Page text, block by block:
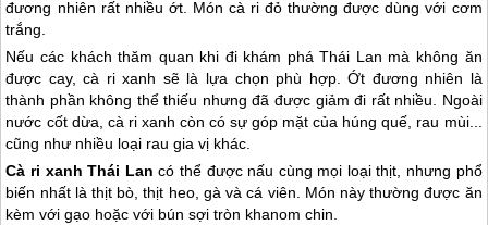
đương nhiên rất nhiều ớt. Món cà ri đỏ thường được dùng với cơm
trắng.
Nếu các khách thăm quan khi đi khám pháThái Lan mà không ăn
được cay, cà ri xanh sẽ là lựa chọn phù hợp. Ớt đương nhiên là
thành phần không thể thiếu nhưng đã được giảm đi rất nhiều. Ngoài
nước cốt dừa, cà ri xanh còn có sự góp mặt của húng quế, rau mùi...
cũng như nhiều loại rau gia vị khác.
Cà ri xanhThái Lan có thể được nấu cùng mọi loại thịt, nhưng phổ
biến nhất là thịt bò, thịt heo, gà và cá viên. Món này thường được ăn
kèm với gạo hoặc với bún sợi tròn khanom chin.